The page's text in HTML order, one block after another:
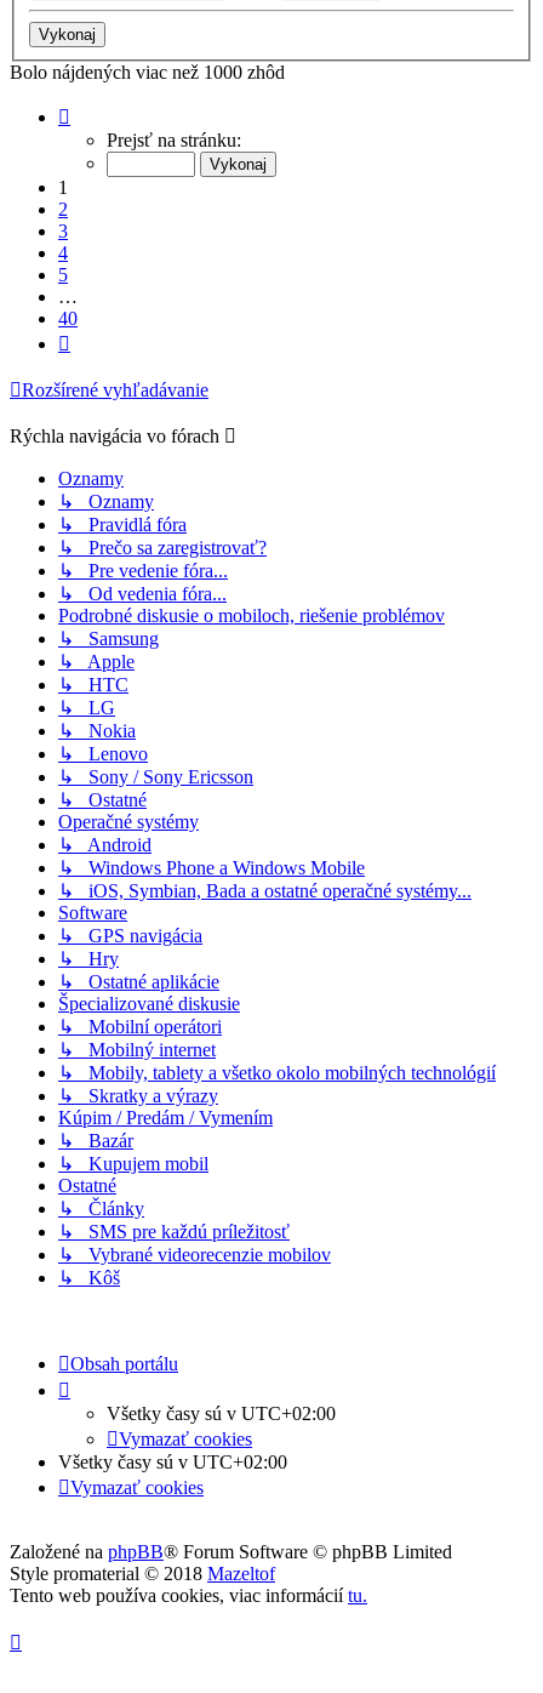
Bolo nájdených viac než 1000 zhôd
Prejsť na stránku:
1
2
3
4
5
…
40
Rozšírené vyhľadávanie
Rýchla navigácia vo fórach
Oznamy
↳ Oznamy
↳ Pravidlá fóra
↳ Prečo sa zaregistrovať?
↳ Pre vedenie fóra...
↳ Od vedenia fóra...
Podrobné diskusie o mobiloch, riešenie problémov
↳ Samsung
↳ Apple
↳ HTC
↳ LG
↳ Nokia
↳ Lenovo
↳ Sony / Sony Ericsson
↳ Ostatné
Operačné systémy
↳ Android
↳ Windows Phone a Windows Mobile
↳ iOS, Symbian, Bada a ostatné operačné systémy...
Software
↳ GPS navigácia
↳ Hry
↳ Ostatné aplikácie
Špecializované diskusie
↳ Mobilní operátori
↳ Mobilný internet
↳ Mobily, tablety a všetko okolo mobilných technológií
↳ Skratky a výrazy
Kúpim / Predám / Vymením
↳ Bazár
↳ Kupujem mobil
Ostatné
↳ Články
↳ SMS pre každú príležitosť
↳ Vybrané videorecenzie mobilov
↳ Kôš
Obsah portálu
Všetky časy sú v UTC+02:00
Vymazať cookies
Všetky časy sú v UTC+02:00
Vymazať cookies
Založené na phpBB® Forum Software © phpBB Limited
Style promaterial © 2018 Mazeltof
Tento web používa cookies, viac informácií tu.